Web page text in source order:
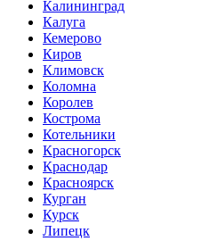
Калининград
Калуга
Кемерово
Киров
Климовск
Коломна
Королев
Кострома
Котельники
Красногорск
Краснодар
Красноярск
Курган
Курск
Липецк